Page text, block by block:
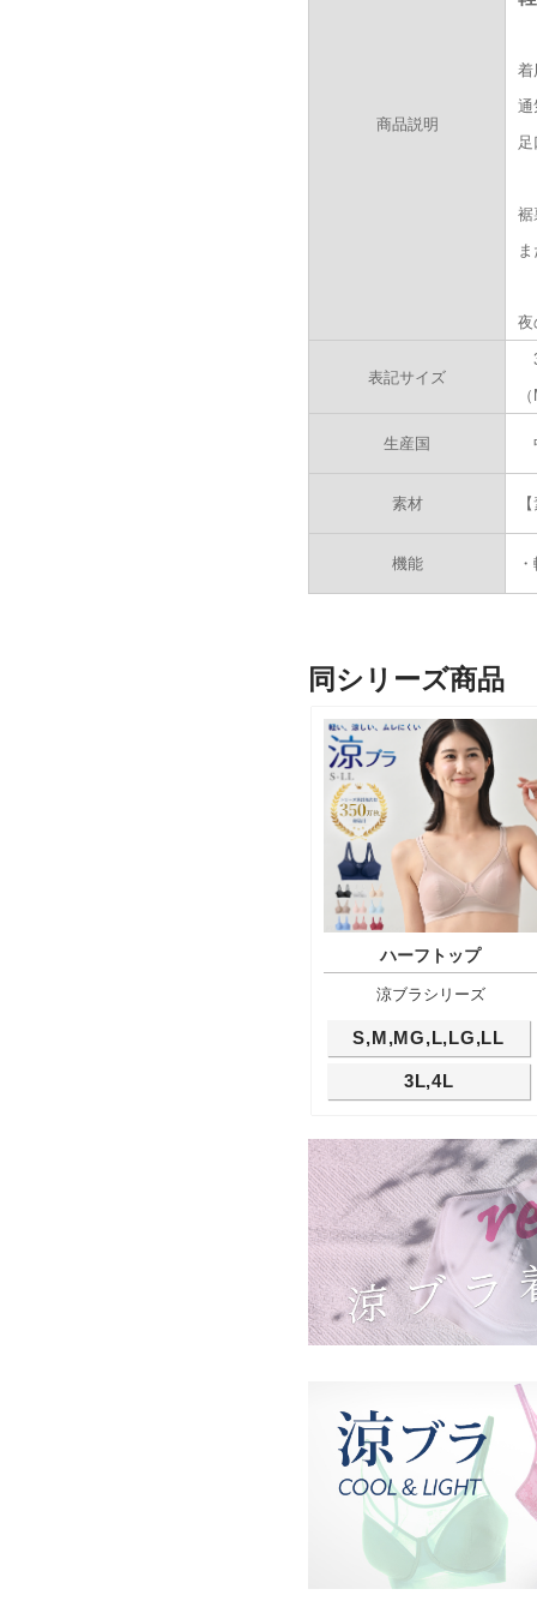
商品説明
着
通
裾
夜
表記サイズ
生産国
素材
機能
同シリーズ商品
ハーフトップ
涼ブラシリーズ
S,M,MG,L,LG,LL
3L,4L